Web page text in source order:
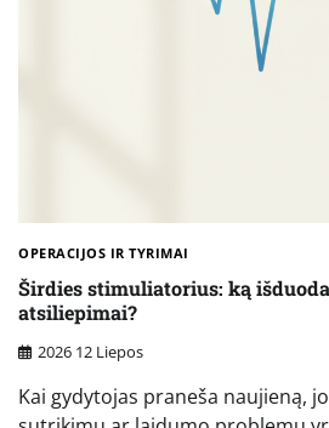
OPERACIJOS IR TYRIMAI
Širdies stimuliatorius: ką
atsiliepimai?
2026 12 Liepos
Kai gydytojas praneša naujieną,